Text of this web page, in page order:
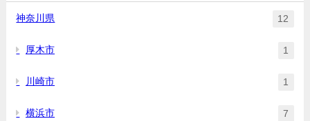
神奈川県 12
厚木市 1
川崎市 1
横浜市 7